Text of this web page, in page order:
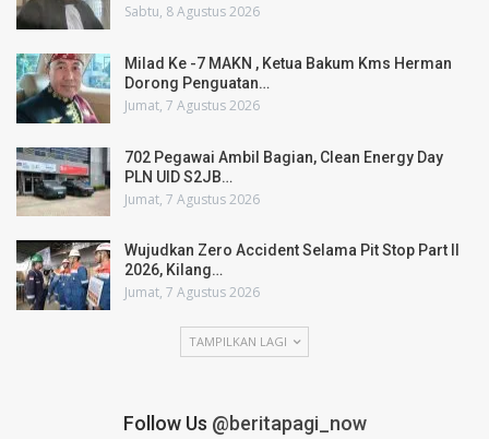
Sabtu, 8 Agustus 2026
Milad Ke -7 MAKN , Ketua Bakum Kms Herman
Dorong Penguatan…
Jumat, 7 Agustus 2026
702 Pegawai Ambil Bagian, Clean Energy Day
PLN UID S2JB…
Jumat, 7 Agustus 2026
Wujudkan Zero Accident Selama Pit Stop Part II
2026, Kilang…
Jumat, 7 Agustus 2026
TAMPILKAN LAGI
Follow Us @beritapagi_now